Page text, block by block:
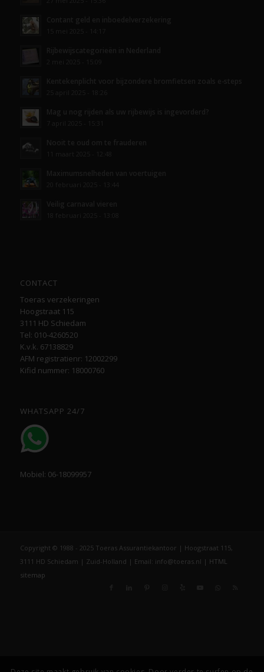
CONTACT
Toeras verzekeringen
Hoogstraat 115
3111 HD Schiedam
Tel: 010-4260520
K.v.k. 67138829
AFM registratienr: 12002299
Kifid nummer: 18000760
WHATSAPP 24/7
Mobiel: 06-18099957
Copyright © 1988 - 2025 Toeras Assurantiekantoor | Hoogstraat 115,
3111 HD Schiedam | Zuid-Holland | Email: info@toeras.nl | HTML
sitemap